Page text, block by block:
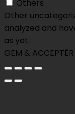
Others
Other
analyzed and
as yet.
GEM & ACCEPTÈR